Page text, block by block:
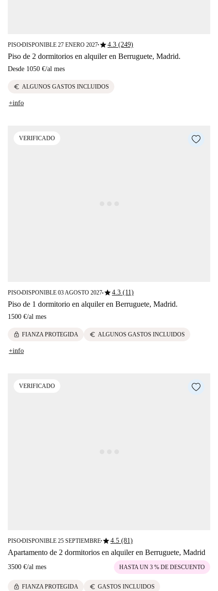
PISO■DISPONIBLE 27 ENERO 2027■star4.3 (249)
Piso de 2 dormitorios en alquiler en Berruguete, Madrid.
Desde 1050 €/al mes
euro ALGUNOS GASTOS INCLUIDOS
+info
VERIFICADO
PISO■DISPONIBLE 03 AGOSTO 2027■star4.3 (11)
Piso de 1 dormitorio en alquiler en Berruguete, Madrid.
1500 €/al mes
lock FIANZA PROTEGIDA euro ALGUNOS GASTOS INCLUIDOS
+info
VERIFICADO
PISO■DISPONIBLE 25 SEPTIEMBRE■star4.5 (81)
Apartamento de 2 dormitorios en alquiler en Berruguete, Madrid
3500 €/al mes HASTA UN 3 % DE DESCUENTO
lock FIANZA PROTEGIDA euro GASTOS INCLUIDOS